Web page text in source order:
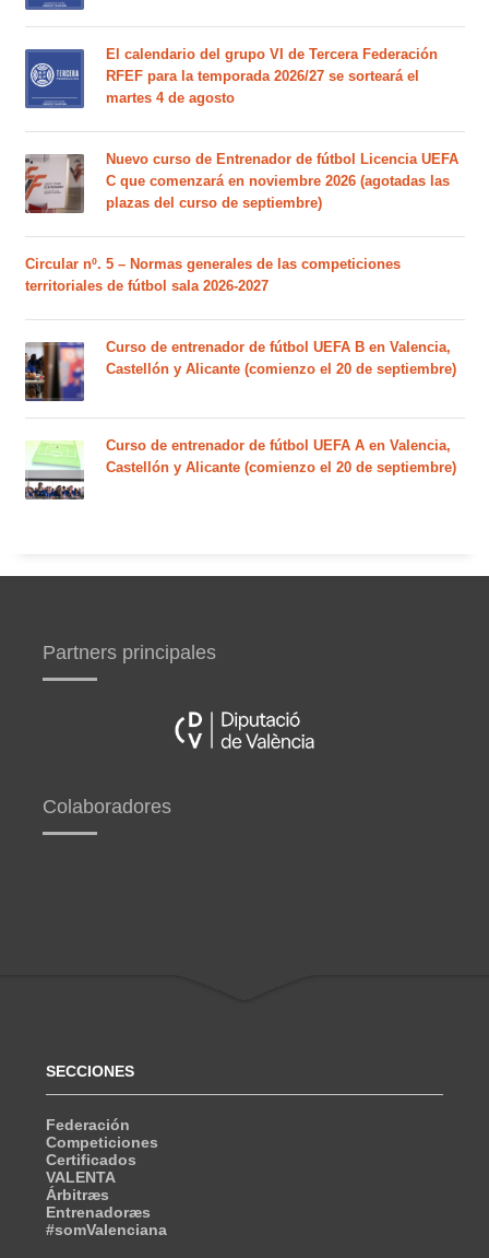
El calendario del grupo VI de Tercera Federación
RFEF para la temporada 2026/27 se sorteará el
martes 4 de agosto
Nuevo curso de Entrenador de fútbol Licencia UEFA
C que comenzará en noviembre 2026 (agotadas las
plazas del curso de septiembre)
Circular nº. 5 – Normas generales de las competiciones
territoriales de fútbol sala 2026-2027
Curso de entrenador de fútbol UEFA B en Valencia,
Castellón y Alicante (comienzo el 20 de septiembre)
Curso de entrenador de fútbol UEFA A en Valencia,
Castellón y Alicante (comienzo el 20 de septiembre)
Partners principales
Colaboradores
SECCIONES
Federación
Competiciones
Certificados
VALENTA
Árbitræs
Entrenadoræs
#somValenciana